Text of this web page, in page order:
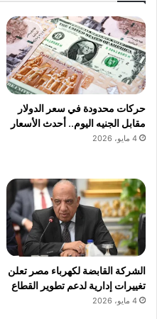
حركات محدودة في سعر الدولار
مقابل الجنيه اليوم.. أحدث الأسعار
4 مايو، 2026
الشركة القابضة لكهرباء مصر تعلن
تغييرات إدارية لدعم تطوير القطاع
4 مايو، 2026